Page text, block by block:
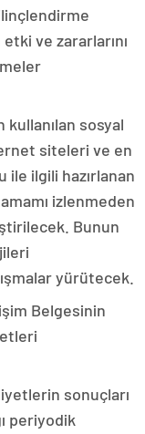
etki ve zararlarını
sosyal
siteleri ve en
ile ilgili hazırlanan
izlenmeden
Bunun
yürütecek.
Belgesinin
sonuçları
periyodik